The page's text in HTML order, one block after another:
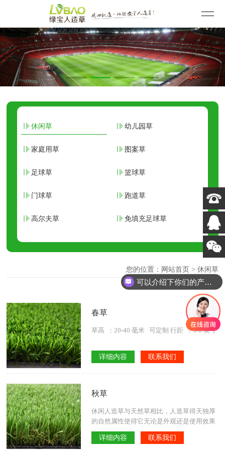
休闲草 幼儿园草
家庭用草 图案草
足球草 篮球草
门球草 跑道草
高尔夫草 免填充足球草
您的位置： 网站首页> 休闲草
春草
草高 ：20-40 毫米 可定制 行距 ：3/8 英寸
详细内容 联系我们
秋草
休闲人造草与天然草相比，人造草得天独厚
的自然属性使得它无论是外观还是使用效果
都远胜天然草。 另外还有非常重要的一点，
在天然草无法生长的地方，人造草同样可以
详细内容 联系我们
可以介绍下你们的产品么